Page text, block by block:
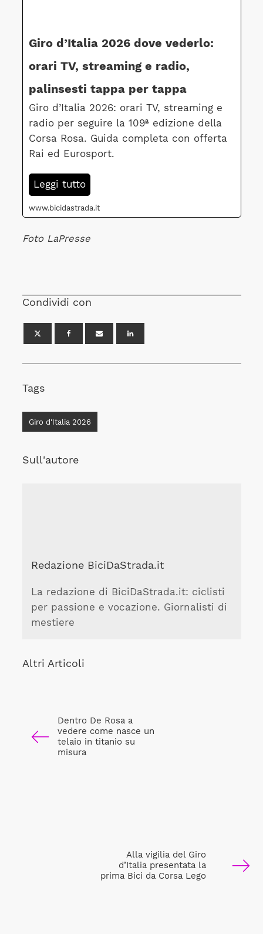
Giro d’Italia 2026 dove vederlo:
orari TV, streaming e radio,
palinsesti tappa per tappa
Giro d’Italia 2026: orari TV, streaming e
radio per seguire la 109ª edizione della
Corsa Rosa. Guida completa con offerta
Rai ed Eurosport.
Leggi tutto
www.bicidastrada.it
Foto LaPresse
Condividi con
Tags
Giro d'Italia 2026
Sull'autore
Redazione BiciDaStrada.it
La redazione di BiciDaStrada.it: ciclisti
per passione e vocazione. Giornalisti di
mestiere
Altri Articoli
Dentro De Rosa a
vedere come nasce un
telaio in titanio su
misura
Alla vigilia del Giro
d’Italia presentata la
prima Bici da Corsa Lego